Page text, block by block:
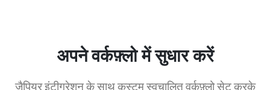
अपने वर्कफ़्लो में सुधार करें
जैपियर इंटीग्रेशन के साथ कस्टम स्वचालित वर्कफ़्लो सेट करके